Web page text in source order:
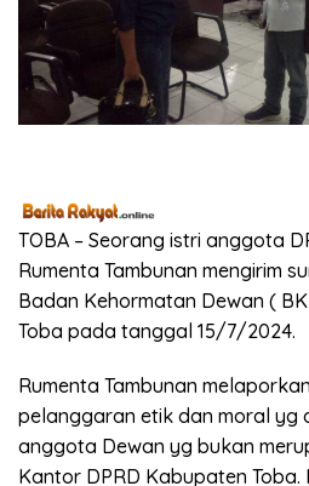
TOBA – Seorang istri anggota
Rumenta Tambunan mengirim
Badan Kehormatan Dewan (
Toba pada tanggal 15/7/2024.
Rumenta Tambunan
pelanggaran etik dan moral yg
anggota Dewan yg bukan
Kantor DPRD Kabupaten